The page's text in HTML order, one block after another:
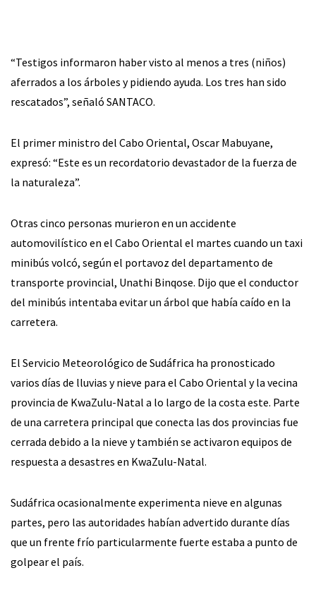
“Testigos informaron haber visto al menos a tres (niños)
aferrados a los árboles y pidiendo ayuda. Los tres han sido
rescatados”, señaló SANTACO.
El primer ministro del Cabo Oriental, Oscar Mabuyane,
expresó: “Este es un recordatorio devastador de la fuerza de
la naturaleza”.
Otras cinco personas murieron en un accidente
automovilístico en el Cabo Oriental el martes cuando un taxi
minibús volcó, según el portavoz del departamento de
transporte provincial, Unathi Binqose. Dijo que el conductor
del minibús intentaba evitar un árbol que había caído en la
carretera.
El Servicio Meteorológico de Sudáfrica ha pronosticado
varios días de lluvias y nieve para el Cabo Oriental y la vecina
provincia de KwaZulu-Natal a lo largo de la costa este. Parte
de una carretera principal que conecta las dos provincias fue
cerrada debido a la nieve y también se activaron equipos de
respuesta a desastres en KwaZulu-Natal.
Sudáfrica ocasionalmente experimenta nieve en algunas
partes, pero las autoridades habían advertido durante días
que un frente frío particularmente fuerte estaba a punto de
golpear el país.